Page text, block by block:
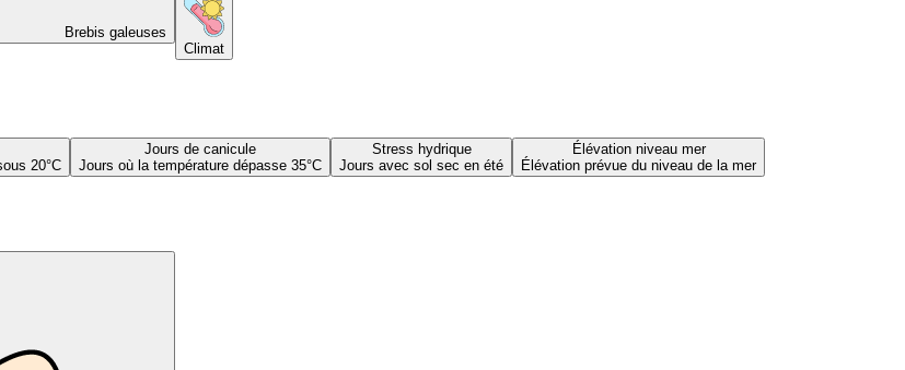
Brebis galeuses
Climat
20°C
Jours de canicule
Jours où la température dépasse 35°C
Stress hydrique
Jours avec sol sec en été
Élévation niveau mer
Élévation prévue du niveau de la mer